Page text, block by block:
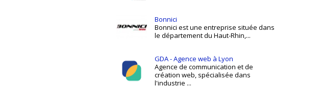
Bonnici
Bonnici est une entreprise située dans
le département du Haut-Rhin,...
GDA - Agence web à Lyon
Agence de communication et de
création web, spécialisée dans
l'industrie ...